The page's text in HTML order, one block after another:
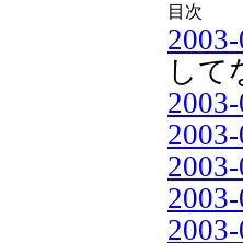
目次
して